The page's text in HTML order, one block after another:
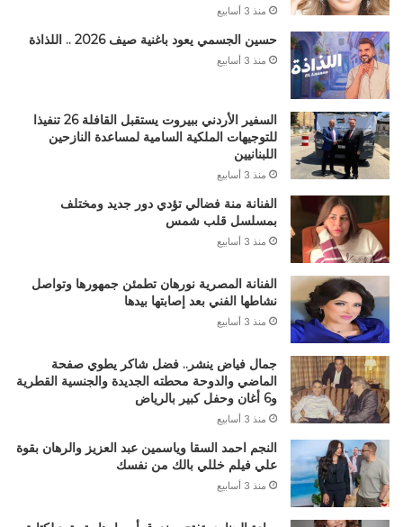
منذ 3 أسابيع
حسين الجسمي يعود باغنية صيف 2026 .. اللذاذة
منذ 3 أسابيع
السفير الأردني ببيروت يستقبل القافلة 26 تنفيذا
للتوجيهات الملكية السامية لمساعدة النازحين
اللبنانيين
منذ 3 أسابيع
الفنانة منة فضالي تؤدي دور جديد ومختلف
بمسلسل قلب شمس
منذ 3 أسابيع
الفنانة المصرية نورهان تطمئن جمهورها وتواصل
نشاطها الفني بعد إصابتها بيدها
منذ 3 أسابيع
جمال فياض ينشر.. فضل شاكر يطوي صفحة
الماضي والدوحة محطته الجديدة والجنسية القطرية
و6 أغان وحفل كبير بالرياض
منذ 3 أسابيع
النجم احمد السقا وياسمين عبد العزيز والرهان بقوة
علي فيلم خللي بالك من نفسك
منذ 3 أسابيع